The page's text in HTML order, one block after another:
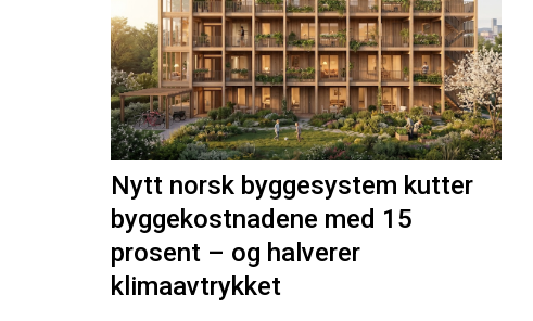
Nytt norsk byggesystem kutter
byggekostnadene med 15
prosent – og halverer
klimaavtrykket